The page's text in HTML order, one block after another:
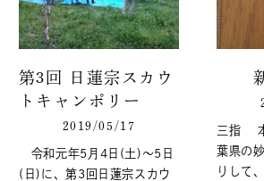
第3回 日蓮宗スカウ
トキャンポリー
2019/05/17
令和元年5月4日(土)～5日
(日)に、第3回日蓮宗スカウ
三指
葉県の
りして